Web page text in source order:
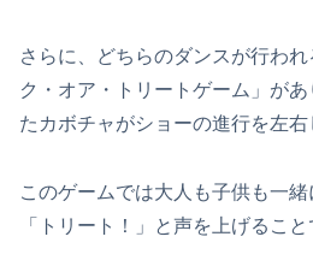
さらに、どちらのダンスが行わ
ク・オア・トリートゲーム」が
たカボチャがショーの進行を左右
このゲームでは大人も子供も一
「トリート！」と声を上げること